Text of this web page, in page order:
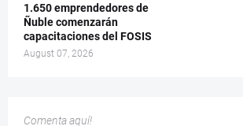
1.650 emprendedores de
Ñuble comenzarán
capacitaciones del FOSIS
August 07, 2026
Comenta aquí!